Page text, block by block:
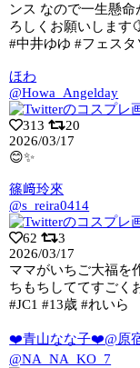
ンス なので一生懸
ろしくお願いします
#中井ゆゆ #フェスタ
ほわ
@Howa_Angelday
313
20
2026/03/17
😊✨
篠﨑玲來
@s_reira0414
62
3
2026/03/17
ママがいちご大福を
ちもちしててすごく
#JC1 #13歳 #れいら
❤️青山なな子❤️@原
@NA_NA_KO_7